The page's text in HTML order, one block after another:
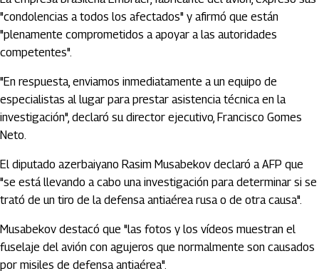
"condolencias a todos los afectados" y afirmó que están
"plenamente comprometidos a apoyar a las autoridades
competentes".
"En respuesta, enviamos inmediatamente a un equipo de
especialistas al lugar para prestar asistencia técnica en la
investigación", declaró su director ejecutivo, Francisco Gomes
Neto.
El diputado azerbaiyano Rasim Musabekov declaró a AFP que
"se está llevando a cabo una investigación para determinar si se
trató de un tiro de la defensa antiaérea rusa o de otra causa".
Musabekov destacó que "las fotos y los vídeos muestran el
fuselaje del avión con agujeros que normalmente son causados
por misiles de defensa antiaérea".